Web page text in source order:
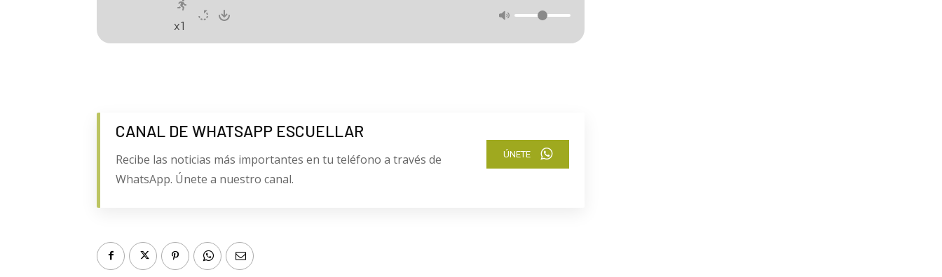
x1
CANAL DE WHATSAPP ESCUELLAR
Recibe las noticias más importantes en tu teléfono a través de
WhatsApp. Únete a nuestro canal.
ÚNETE